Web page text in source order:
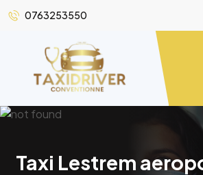
0763253550
Taxi Lestrem